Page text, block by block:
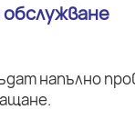
напълно